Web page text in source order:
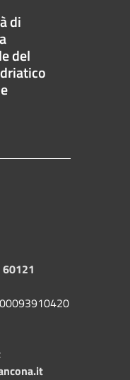
di
del
00093910420